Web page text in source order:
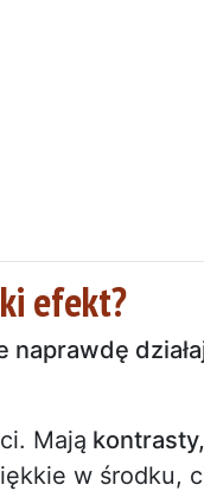
efekt?
naprawdę
Mają
w środku,